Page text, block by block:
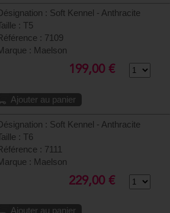
: Soft Kennel - Anthracite
: T5
: 7109
: Maelson
199,00 €
Ajouter au panier
: Soft Kennel - Anthracite
: T6
: 7111
: Maelson
229,00 €
Ajouter au panier